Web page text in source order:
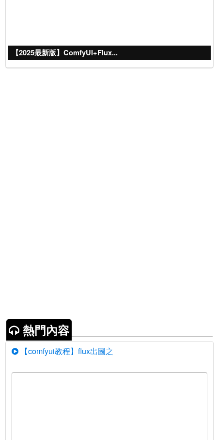
【2025最新版】ComfyUI+Flux...
熱門內容
【comfyui教程】flux出圖之